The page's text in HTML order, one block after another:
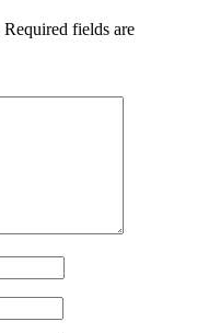
Required fields are